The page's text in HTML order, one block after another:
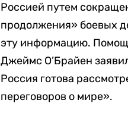
Россией путем
продолжения» боевых
эту информацию.
Джеймс О’Брайен
Россия готова
переговоров о мире».